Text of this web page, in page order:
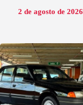
2 de agosto de 2026